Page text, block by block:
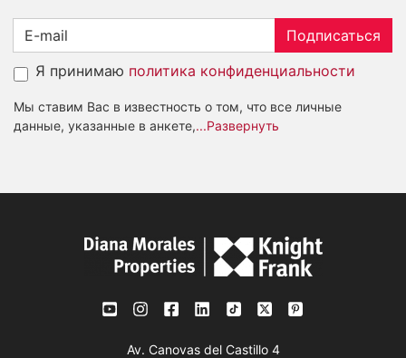
Подписаться
Я принимаю политика конфиденциальности
Мы ставим Вас в известность о том, что все личные
данные, указанные в анкете,...Развернуть
Av. Canovas del Castillo 4